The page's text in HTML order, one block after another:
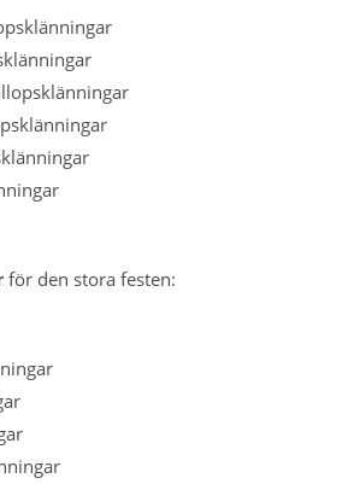
för den stora festen: